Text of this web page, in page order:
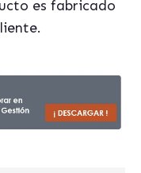
es fabricado